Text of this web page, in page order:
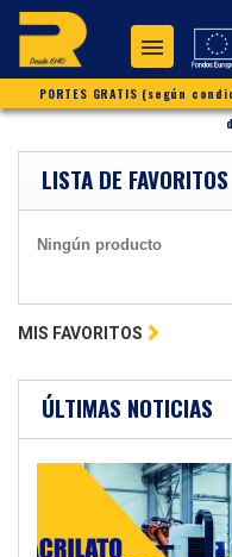
PORTES GRATIS (según
LISTA DE FAVORITOS
Ningún producto
MIS FAVORITOS
ÚLTIMAS NOTICIAS